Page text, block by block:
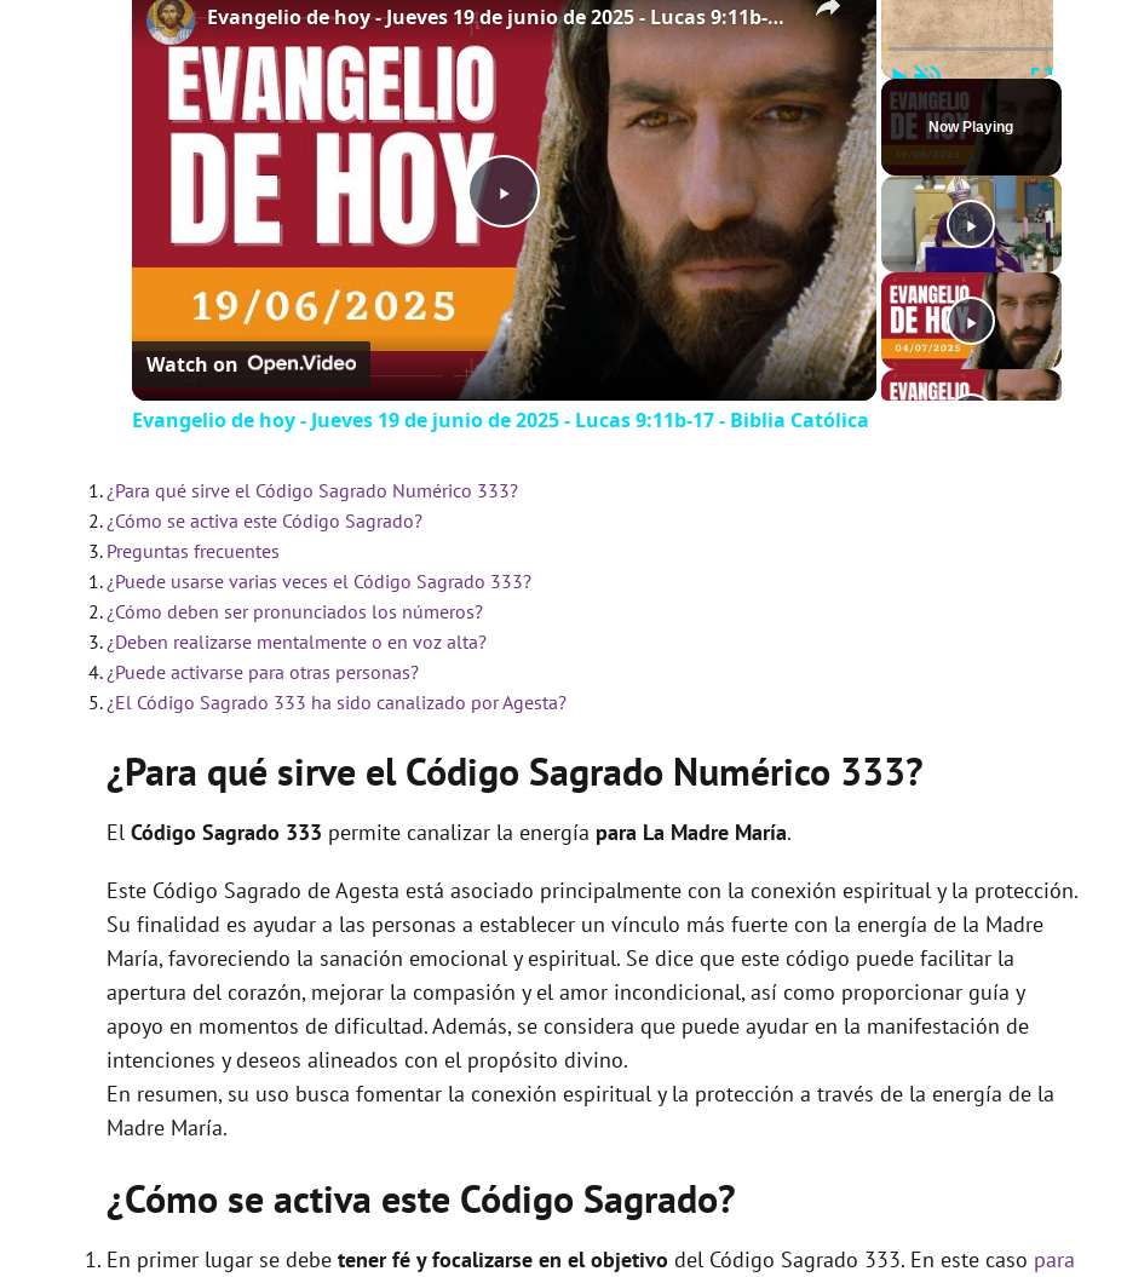
PlayUnmute Fullscreen
Now Playing
P
a
i
Evangelio de hoy - Jueves 19 de junio de 2025 - Lucas 9:11b-17 - Biblia Católica
Watch on
Evangelio de hoy - Jueves 19 de junio de 2025 - Lucas 9:11b-17 - Biblia Católica
¿Para qué sirve el Código Sagrado Numérico 333?
¿Cómo se activa este Código Sagrado?
Preguntas frecuentes
¿Puede usarse varias veces el Código Sagrado 333?
¿Cómo deben ser pronunciados los números?
¿Deben realizarse mentalmente o en voz alta?
¿Puede activarse para otras personas?
¿El Código Sagrado 333 ha sido canalizado por Agesta?
¿Para qué sirve el Código Sagrado Numérico 333?
El Código Sagrado 333 permite canalizar la energía para La Madre María.
Este Código Sagrado de Agesta está asociado principalmente con la conexión espiritual y la protección.
Su finalidad es ayudar a las personas a establecer un vínculo más fuerte con la energía de la Madre
María, favoreciendo la sanación emocional y espiritual. Se dice que este código puede facilitar la
apertura del corazón, mejorar la compasión y el amor incondicional, así como proporcionar guía y
apoyo en momentos de dificultad. Además, se considera que puede ayudar en la manifestación de
intenciones y deseos alineados con el propósito divino.
En resumen, su uso busca fomentar la conexión espiritual y la protección a través de la energía de la
Madre María.
¿Cómo se activa este Código Sagrado?
En primer lugar se debe tener fé y focalizarse en el objetivo del Código Sagrado 333. En este caso para